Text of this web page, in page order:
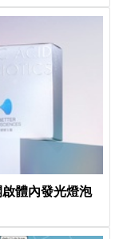
體內發光燈泡